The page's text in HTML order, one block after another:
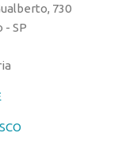
730
- SP